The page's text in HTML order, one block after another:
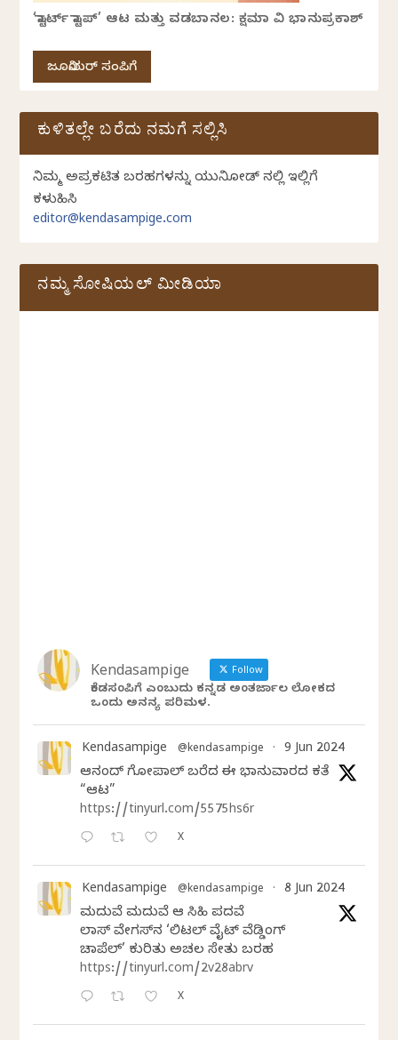
‘ಸ್ಟಾರ್ಟ್ ಸ್ಟಾಪ್’ ಆಟ ಮತ್ತು ವಡಬಾನಲ: ಕ್ಷಮಾ ವಿ ಭಾನುಪ್ರಕಾಶ್
ಜೂನಿಯರ್ ಸಂಪಿಗೆ
ಕುಳಿತಲ್ಲೇ ಬರೆದು ನಮಗೆ ಸಲ್ಲಿಸಿ
ನಿಮ್ಮ ಅಪ್ರಕಟಿತ ಬರಹಗಳನ್ನು ಯುನಿಕೋಡ್ ನಲ್ಲಿ ಇಲ್ಲಿಗೆ
ಕಳುಹಿಸಿ
editor@kendasampige.com
ನಮ್ಮ ಸೋಷಿಯಲ್‌ ಮೀಡಿಯಾ
Kendasampige Follow
ಕೆಂಡಸಂಪಿಗೆ ಎಂಬುದು ಕನ್ನಡ ಅಂತರ್ಜಾಲ ಲೋಕದ
ಒಂದು ಅನನ್ಯ ಪರಿಮಳ.
Kendasampige @kendasampige · 9 Jun 2024
ಆನಂದ್‌ ಗೋಪಾಲ್‌ ಬರೆದ ಈ ಭಾನುವಾರದ ಕತೆ
“ಆಟ”
https://tinyurl.com/5575hs6r
X
Kendasampige @kendasampige · 8 Jun 2024
ಮದುವೆ ಮದುವೆ ಆ ಸಿಹಿ ಪದವೆ
ಲಾಸ್‌ ವೇಗಸ್‌ನ ‘ಲಿಟಲ್ ವೈಟ್ ವೆಡ್ಡಿಂಗ್
ಚಾಪೆಲ್’ ಕುರಿತು ಅಚಲ ಸೇತು ಬರಹ
https://tinyurl.com/2v28abrv
X